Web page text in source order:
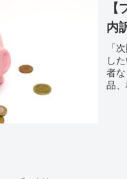
内
「
し
者
品